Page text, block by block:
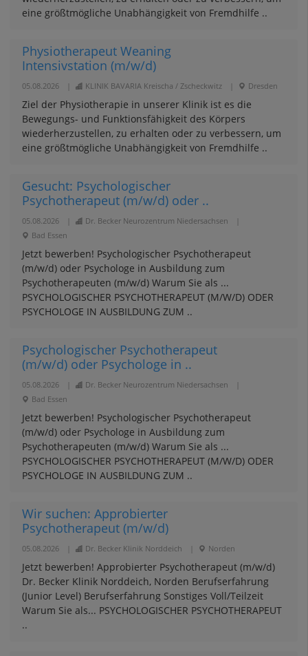
eine größtmögliche Unabhängigkeit von Fremdhilfe ..
Physiotherapeut Weaning
Intensivstation (m/w/d)
05.08.2026 KLINIK BAVARIA Kreischa / Zscheckwitz Dresden
Ziel der Physiotherapie in unserer Klinik ist es die
Bewegungs- und Funktionsfähigkeit des Körpers
wiederherzustellen, zu erhalten oder zu verbessern, um
eine größtmögliche Unabhängigkeit von Fremdhilfe ..
Gesucht: Psychologischer
Psychotherapeut (m/w/d) oder ..
05.08.2026 Dr. Becker Neurozentrum Niedersachsen
Bad Essen
Jetzt bewerben! Psychologischer Psychotherapeut
(m/w/d) oder Psychologe in Ausbildung zum
Psychotherapeuten (m/w/d) Warum Sie als ...
PSYCHOLOGISCHER PSYCHOTHERAPEUT (M/W/D) ODER
PSYCHOLOGE IN AUSBILDUNG ZUM ..
Psychologischer Psychotherapeut
(m/w/d) oder Psychologe in ..
05.08.2026 Dr. Becker Neurozentrum Niedersachsen
Bad Essen
Jetzt bewerben! Psychologischer Psychotherapeut
(m/w/d) oder Psychologe in Ausbildung zum
Psychotherapeuten (m/w/d) Warum Sie als ...
PSYCHOLOGISCHER PSYCHOTHERAPEUT (M/W/D) ODER
PSYCHOLOGE IN AUSBILDUNG ZUM ..
Wir suchen: Approbierter
Psychotherapeut (m/w/d)
05.08.2026 Dr. Becker Klinik Norddeich Norden
Jetzt bewerben! Approbierter Psychotherapeut (m/w/d)
Dr. Becker Klinik Norddeich, Norden Berufserfahrung
(Junior Level) Berufserfahrung Sonstiges Voll/Teilzeit
Warum Sie als... PSYCHOLOGISCHER PSYCHOTHERAPEUT
..